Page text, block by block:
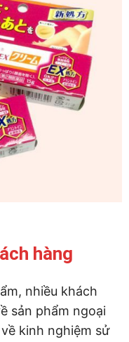
hàng
nhiều khách
sản phẩm ngoại
kinh nghiệm sử